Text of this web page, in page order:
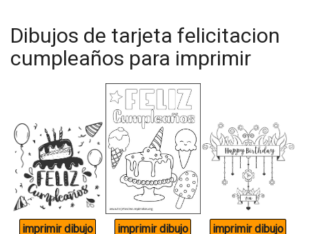
Dibujos de tarjeta felicitacion
cumpleaños para imprimir